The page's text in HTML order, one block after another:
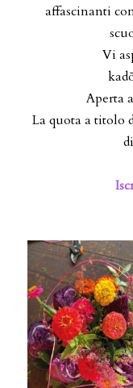
affascinanti
Vi
Aperta
La quota a titolo